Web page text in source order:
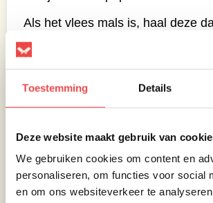
Toestemming Details
Deze website maakt gebruik van
We gebruiken cookies om content en
personaliseren, om functies voor social
en om ons websiteverkeer te
Als het vlees mals is, haal deze
oven, trek het uit elkaar en roer de
paprika en pepers erdoor. Pas de
aan met water, indien nodig,
op smaak, en houd warm.